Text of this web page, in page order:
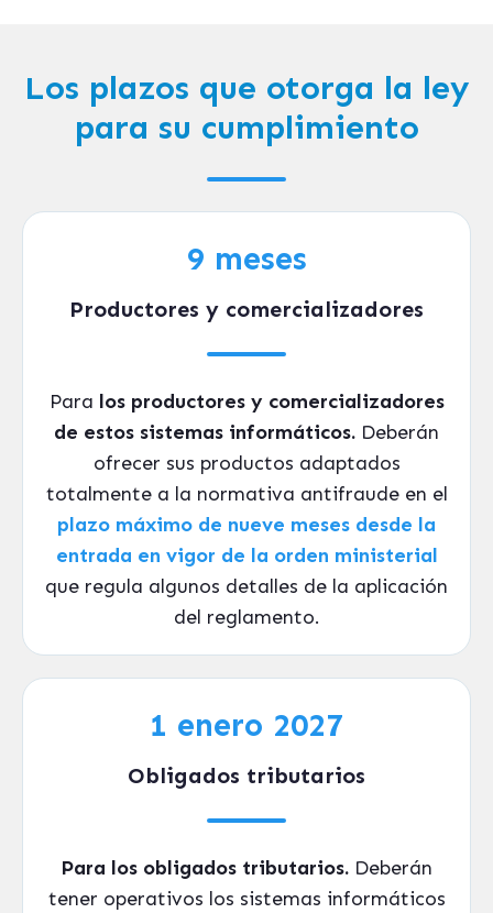
Los plazos que otorga la ley
para su cumplimiento
9 meses
Productores y comercializadores
Para los productores y comercializadores
de estos sistemas informáticos. Deberán
ofrecer sus productos adaptados
totalmente a la normativa antifraude en el
plazo máximo de nueve meses desde la
entrada en vigor de la orden ministerial
que regula algunos detalles de la aplicación
del reglamento.
1 enero 2027
Obligados tributarios
Para los obligados tributarios. Deberán
tener operativos los sistemas informáticos